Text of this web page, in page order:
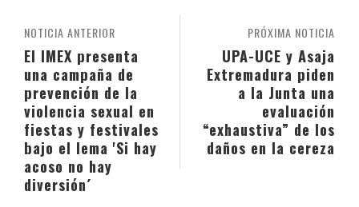
PRÓXIMA NOTICIA
UPA-UCE y Asaja
Extremadura piden
a la Junta una
evaluación
“exhaustiva” de los
daños en la cereza
NOTICIA ANTERIOR
El IMEX presenta
una campaña de
prevención de la
violencia sexual en
fiestas y festivales
bajo el lema 'Si hay
acoso no hay
diversión´